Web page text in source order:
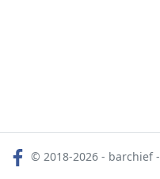
© 2018-2026 - barchief -